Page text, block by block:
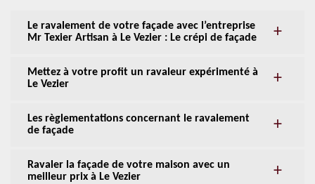
Le ravalement de votre façade avec l’entreprise
Mr Texier Artisan à Le Vezier : Le crépi de façade
Mettez à votre profit un ravaleur expérimenté à
Le Vezier
Les règlementations concernant le ravalement
de façade
Ravaler la façade de votre maison avec un
meilleur prix à Le Vezier